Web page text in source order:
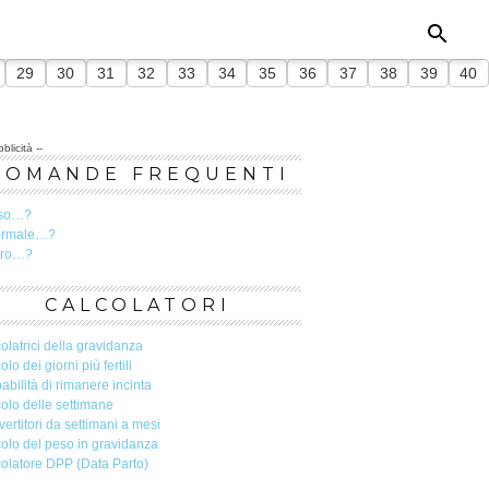
29 30 31 32 33 34 35 36 37 38 39 40
--
FREQUENTI
CALCOLATORI
della gravidanza
dei giorni più fertili
di rimanere incinta
delle settimane
da settimani a mesi
del peso in gravidanza
DPP (Data Parto)